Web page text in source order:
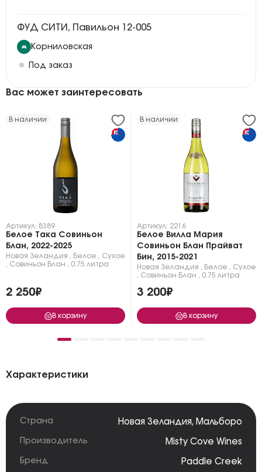
ФУД СИТИ, Павильон 12-005
Корниловская
Под заказ
Вас может заинтересовать
В наличии
Артикул: 8389
Белое Така Совиньон
Блан, 2022-2025
Новая Зеландия Белое
Сухое
Совиньон Блан 0.75 литра
2 250₽
В корзину
В наличии
Артикул: 2216
Белое Вилла Мария
Совиньон Блан Прайват
Бин, 2015-2021
Новая Зеландия Белое
Сухое
Совиньон Блан 0.75 литра
3 200₽
В корзину
Характеристики
Страна Новая Зеландия, Мальборо
Производитель Misty Cove Wines
Бренд Paddle Creek